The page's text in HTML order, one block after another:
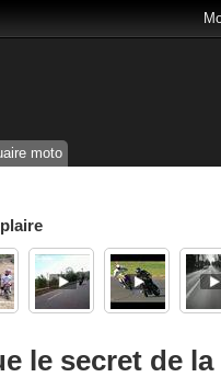
moto
le secret de la